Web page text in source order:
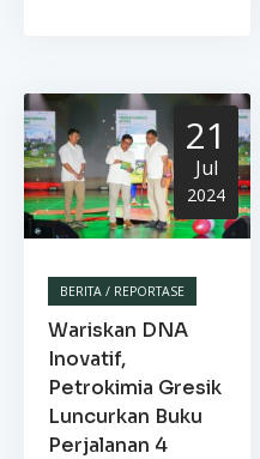
21
Jul
2024
BERITA / REPORTASE
Wariskan DNA
Inovatif,
Petrokimia Gresik
Luncurkan Buku
Perjalanan 4